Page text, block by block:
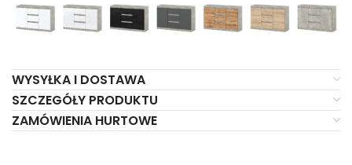
WYSYŁKA I DOSTAWA
SZCZEGÓŁY PRODUKTU
ZAMÓWIENIA HURTOWE